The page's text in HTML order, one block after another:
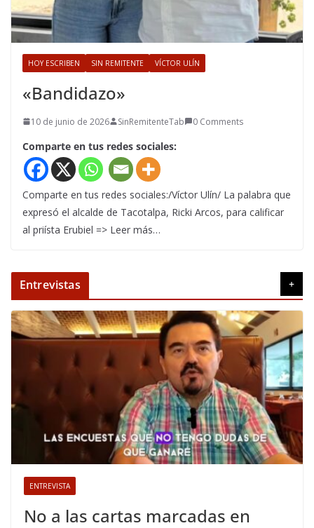
HOY ESCRIBEN SIN REMITENTE VÍCTOR ULÍN
«Bandidazo»
10 de junio de 2026 SinRemitenteTab 0 Comments
Comparte en tus redes sociales:
Comparte en tus redes sociales:/Víctor Ulín/ La palabra que
expresó el alcalde de Tacotalpa, Ricki Arcos, para calificar
al priísta Erubiel => Leer más…
Entrevistas +
ENTREVISTA
No a las cartas marcadas en